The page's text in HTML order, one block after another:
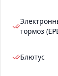
тормоз
Блютус